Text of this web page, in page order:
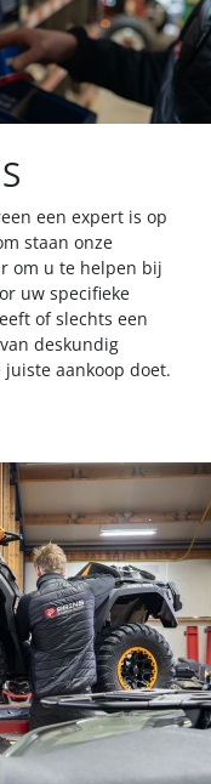
een expert is op
staan onze
om u te helpen bij
uw specifieke
of slechts een
deskundig
aankoop doet.